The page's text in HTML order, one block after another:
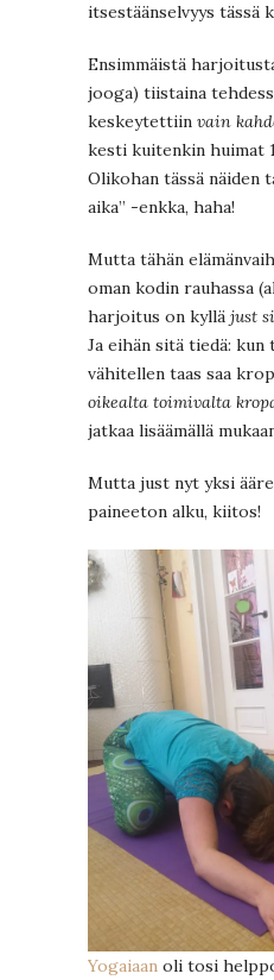
itsestäänselvyys tässä
Ensimmäistä
jooga) tiistaina
keskeytettiin vain
kesti kuitenkin huimat
Olikohan tässä näiden
aika” -enkka, haha!
Mutta tähän
oman kodin rauhassa
harjoitus on kyllä just
Ja eihän sitä tiedä:
vähitellen taas saa
oikealta toimivalta
jatkaa lisäämällä
Mutta just nyt yksi
paineeton alku, kiitos!
Yogaiaan oli tosi